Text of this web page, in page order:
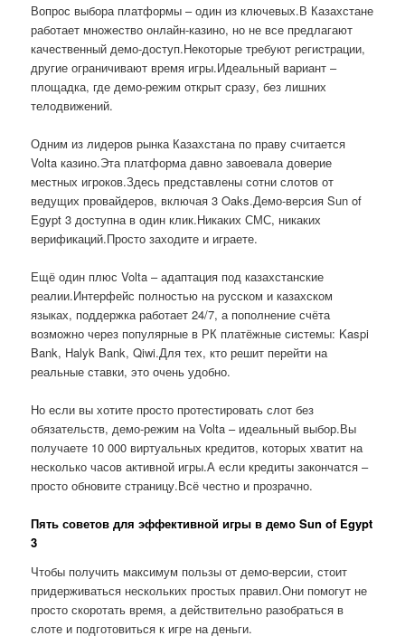
Вопрос выбора платформы – один из ключевых.В Казахстане
работает множество онлайн-казино, но не все предлагают
качественный демо-доступ.Некоторые требуют регистрации,
другие ограничивают время игры.Идеальный вариант –
площадка, где демо-режим открыт сразу, без лишних
телодвижений.
Одним из лидеров рынка Казахстана по праву считается
Volta казино.Эта платформа давно завоевала доверие
местных игроков.Здесь представлены сотни слотов от
ведущих провайдеров, включая 3 Oaks.Демо-версия Sun of
Egypt 3 доступна в один клик.Никаких СМС, никаких
верификаций.Просто заходите и играете.
Ещё один плюс Volta – адаптация под казахстанские
реалии.Интерфейс полностью на русском и казахском
языках, поддержка работает 24/7, а пополнение счёта
возможно через популярные в РК платёжные системы: Kaspi
Bank, Halyk Bank, Qiwi.Для тех, кто решит перейти на
реальные ставки, это очень удобно.
Но если вы хотите просто протестировать слот без
обязательств, демо-режим на Volta – идеальный выбор.Вы
получаете 10 000 виртуальных кредитов, которых хватит на
несколько часов активной игры.А если кредиты закончатся –
просто обновите страницу.Всё честно и прозрачно.
Пять советов для эффективной игры в демо Sun of Egypt
3
Чтобы получить максимум пользы от демо-версии, стоит
придерживаться нескольких простых правил.Они помогут не
просто скоротать время, а действительно разобраться в
слоте и подготовиться к игре на деньги.